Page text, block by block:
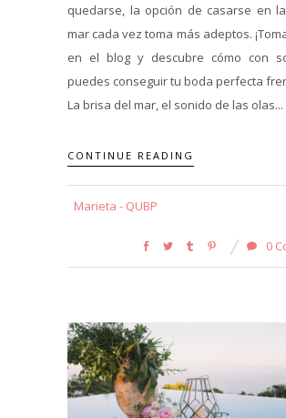
quedarse, la opción de casarse en
mar cada vez toma más adeptos.
en el blog y descubre cómo con
puedes conseguir tu boda perfecta
La brisa del mar, el sonido de las olas...
CONTINUE READING
Marieta - QUBP
0